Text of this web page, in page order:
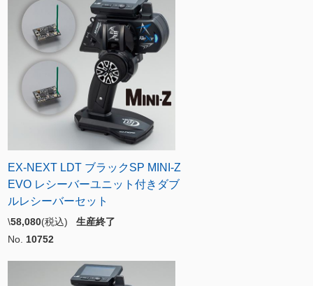
EX-NEXT LDT ブラックSP MINI-Z
EVO レシーバーユニット付きダブ
ルレシーバーセット
\58,080(税込) 生産終了
No. 10752